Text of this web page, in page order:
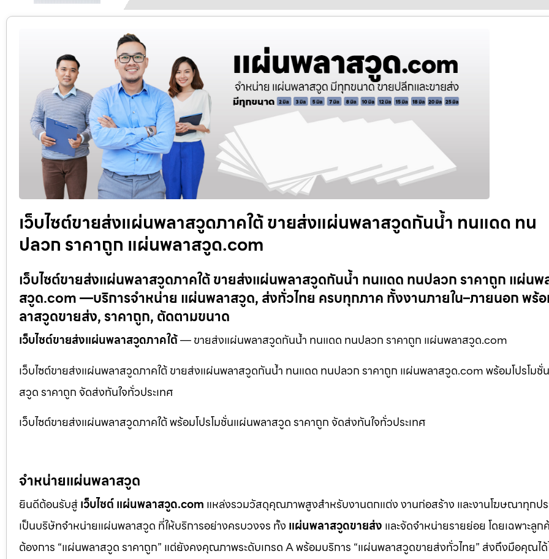
เว็บไซต์ขายส่งแผ่นพลาสวูดภาคใต้ ขายส่งแผ่นพลาสวูดกันน้ำ ทนแดด ทน
ปลวก ราคาถูก แผ่นพลาสวูด.com
เว็บไซต์ขายส่งแผ่นพลาสวูดภาคใต้ ขายส่งแผ่นพลาสวูดกันน้ำ ทนแดด ทนปลวก ราคาถูก แผ่นพ
สวูด.com —บริการจำหน่าย แผ่นพลาสวูด, ส่งทั่วไทย ครบทุกภาค ทั้งงานภายใน–ภายนอก พร้
ลาสวูดขายส่ง, ราคาถูก, ตัดตามขนาด
เว็บไซต์ขายส่งแผ่นพลาสวูดภาคใต้— ขายส่งแผ่นพลาสวูดกันน้ำ ทนแดด ทนปลวก ราคาถูก แผ่นพลาสวูด.com
เว็บไซต์ขายส่งแผ่นพลาสวูดภาคใต้ ขายส่งแผ่นพลาสวูดกันน้ำ ทนแดด ทนปลวก ราคาถูก แผ่นพลาสวูด.com พร้อมโปรโมชั่
สวูด ราคาถูก จัดส่งทันใจทั่วประเทศ
เว็บไซต์ขายส่งแผ่นพลาสวูดภาคใต้ พร้อมโปรโมชั่นแผ่นพลาสวูด ราคาถูก จัดส่งทันใจทั่วประเทศ
จำหน่ายแผ่นพลาสวูด
ยินดีต้อนรับสู่เว็บไซต์ แผ่นพลาสวูด.com แหล่งรวมวัสดุคุณภาพสูงสำหรับงานตกแต่ง งานก่อสร้าง และงานโฆษณาทุกประ
เป็นบริษัทจำหน่ายแผ่นพลาสวูด ที่ให้บริการอย่างครบวงจร ทั้ง แผ่นพลาสวูดขายส่ง และจัดจำหน่ายรายย่อย โดยเฉพาะลูก
ต้องการ “แผ่นพลาสวูด ราคาถูก” แต่ยังคงคุณภาพระดับเกรด A พร้อมบริการ “แผ่นพลาสวูดขายส่งทั่วไทย” ส่งถึงมือคุณไ